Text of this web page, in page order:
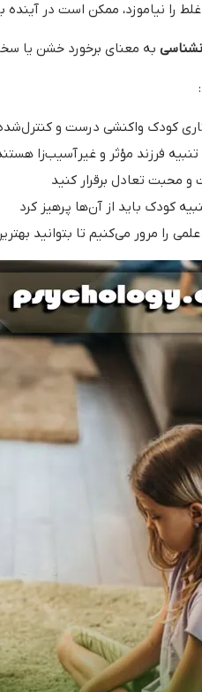
را نیاموزد، ممکن است در
به معنای برخورد خشن یا
کودک واکنشی درست و
فرزند مؤثر و غیرآسیب‌زا
محبت تعادل برقرار کنید
کودک باید از آن‌ها پرهیز کرد
را مرور می‌کنیم تا بتوانید